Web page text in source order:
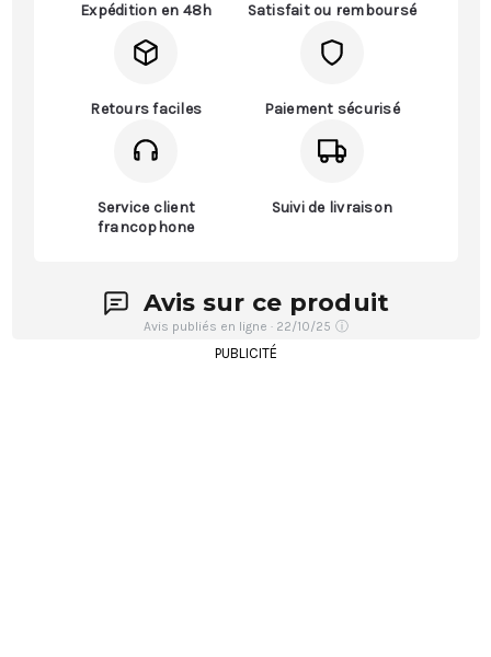
Expédition en 48h Satisfait ou remboursé
Retours faciles Paiement sécurisé
Service client
francophone
Suivi de livraison
Avis sur ce produit
Avis publiés en ligne · 22/10/25 ⓘ
PUBLICITÉ